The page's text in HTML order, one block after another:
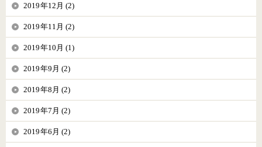
2019年12月 (2)
2019年11月 (2)
2019年10月 (1)
2019年9月 (2)
2019年8月 (2)
2019年7月 (2)
2019年6月 (2)